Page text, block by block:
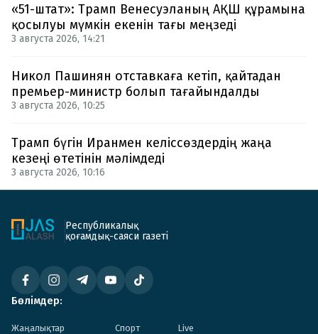
«51-штат»: Трамп Венесуэланың АҚШ құрамына
қосылуы мүмкін екенін тағы меңзеді
3 августа 2026, 14:21
Никол Пашинян отставкаға кетіп, қайтадан
премьер-министр болып тағайындалды
3 августа 2026, 10:25
Трамп бүгін Иранмен келіссөздердің жаңа
кезеңі өтетінін мәлімдеді
3 августа 2026, 10:16
Республикалық
қоғамдық-саяси газеті
Бөлімдер:
Жаңалықтар Спорт Live